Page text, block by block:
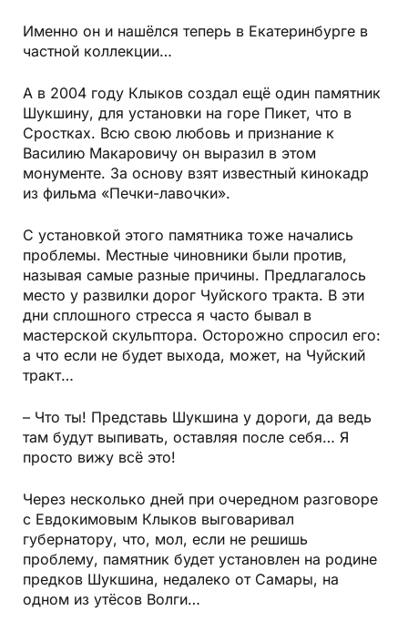
Именно он и нашёлся теперь в Екатеринбурге в
частной коллекции…
А в 2004 году Клыков создал ещё один памятник
Шукшину, для установки на горе Пикет, что в
Сростках. Всю свою любовь и признание к
Василию Макаровичу он выразил в этом
монументе. За основу взят известный кинокадр
из фильма «Печки-лавочки».
С установкой этого памятника тоже начались
проблемы. Местные чиновники были против,
называя самые разные причины. Предлагалось
место у развилки дорог Чуйского тракта. В эти
дни сплошного стресса я часто бывал в
мастерской скульптора. Осторожно спросил его:
а что если не будет выхода, может, на Чуйский
тракт…
– Что ты! Представь Шукшина у дороги, да ведь
там будут выпивать, оставляя после себя… Я
просто вижу всё это!
Через несколько дней при очередном разговоре
с Евдокимовым Клыков выговаривал
губернатору, что, мол, если не решишь
проблему, памятник будет установлен на родине
предков Шукшина, недалеко от Самары, на
одном из утёсов Волги…